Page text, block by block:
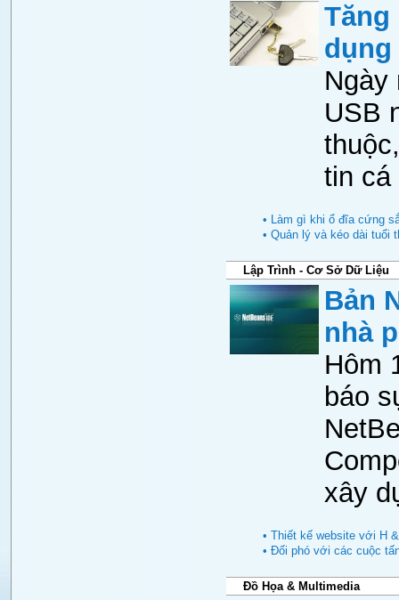
dụng
Ngày
USB
tin cá
• Làm gì khi ổ đĩa cứng
• Quản lý và kéo dài tuổi
Lập Trình - Cơ Sở Dữ Liệu
Bản
nhà
Hôm
báo
xây
• Thiết kế website với H
• Đối phó với các cuộc
Đồ Họa & Multimedia